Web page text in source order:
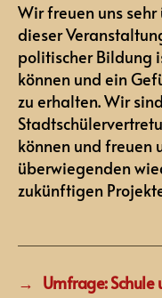
Wir freuen uns
dieser
politischer Bildung
können und ein
zu erhalten. Wir
können und freuen
überwiegenden
zukünftigen
→ Umfrage: Schule